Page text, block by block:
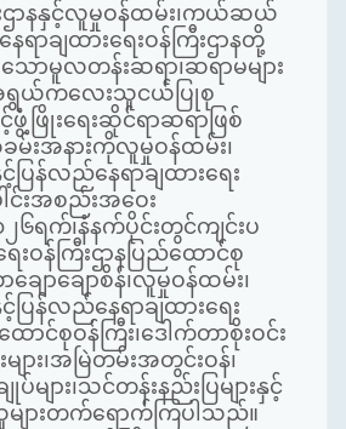
းဌာနနှင့်လူမှုဝန်ထမ်း၊ကယ်ဆယ်
ရာချထားရေးဝန်ကြီးဌာနတို့
သောမူလတန်းဆရာ၊ဆရာမများ
ရွယ်ကလေးသူငယ်ပြုစု
ဖွံ့ဖြိုးရေးဆိုင်ရာဆရာဖြစ်
မ်းအနားကိုလူမှုဝန်ထမ်း၊
န်လည်နေရာချထားရေး
ါင်းအစည်းအဝေး
၂၆ရက်၊နံနက်ပိုင်းတွင်ကျင်းပ
းဝန်ကြီးဌာနပြည်ထောင်စု
ချောချောစိန်၊လူမှုဝန်ထမ်း၊
န်လည်နေရာချထားရေး
ောင်စုဝန်ကြီး၊ဒေါက်တာစိုးဝင်း
ား၊အမြဲတမ်းအတွင်းဝန်၊
ပ်များ၊သင်တန်းနည်းပြများနှင့်
ျားတက်ရောက်ကြပါသည်။